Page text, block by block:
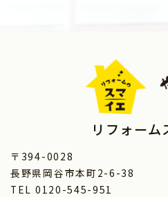
リフォーム
〒394-0028
長野県岡谷市本町2-6-38
TEL 0120-545-951